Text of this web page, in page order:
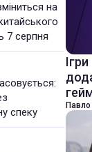
на
7 серпня
спеку
Павло